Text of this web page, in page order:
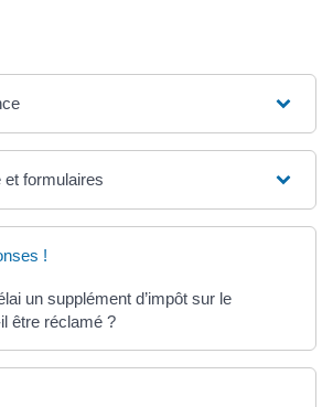
et formulaires
!
un supplément d’impôt sur le
être réclamé ?